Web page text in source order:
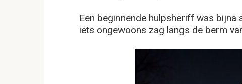
Een beginnende hulpsheriff was bijna
iets ongewoons zag langs de berm